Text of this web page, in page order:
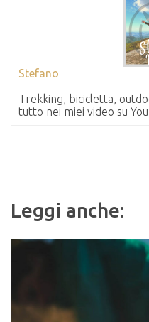
Stefano
Trekking, bicicletta,
tutto nei miei video su
Leggi anche: